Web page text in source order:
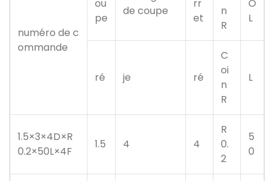
numéro de c
ommande
ou
pe
de coupe
rr
et
n
R
O
L
ré je ré
C
oi
n
R
L
1.5×3×4D×R
0.2×50L×4F
1.5 4 4
R
0.
2
5
0